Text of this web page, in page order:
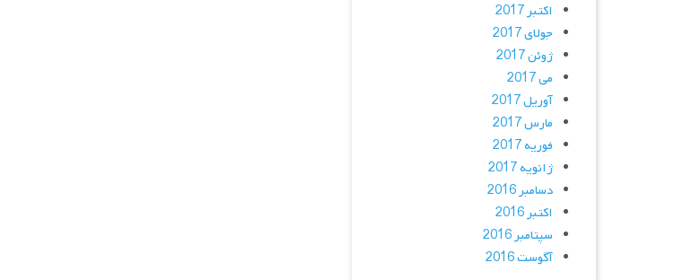
اکتبر 2017
جولای 2017
ژوئن 2017
می 2017
آوریل 2017
مارس 2017
فوریه 2017
ژانویه 2017
دسامبر 2016
اکتبر 2016
سپتامبر 2016
آگوست 2016